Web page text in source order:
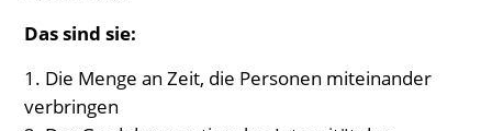
Das sind sie:
Die Menge an Zeit, die Personen miteinander
verbringen